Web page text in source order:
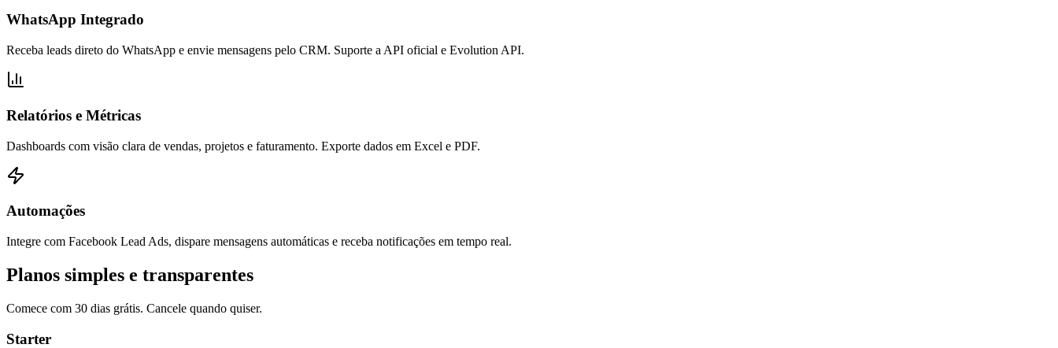
WhatsApp Integrado
Receba leads direto do WhatsApp e envie mensagens pelo CRM. Suporte a API oficial e Evolution API.
Relatórios e Métricas
Dashboards com visão clara de vendas, projetos e faturamento. Exporte dados em Excel e PDF.
Automações
Integre com Facebook Lead Ads, dispare mensagens automáticas e receba notificações em tempo real.
Planos simples e transparentes
Comece com 30 dias grátis. Cancele quando quiser.
Starter